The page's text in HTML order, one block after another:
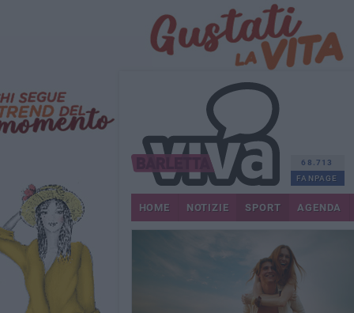
68.713
FANPAGE
HOME NOTIZIE SPORT AGENDA